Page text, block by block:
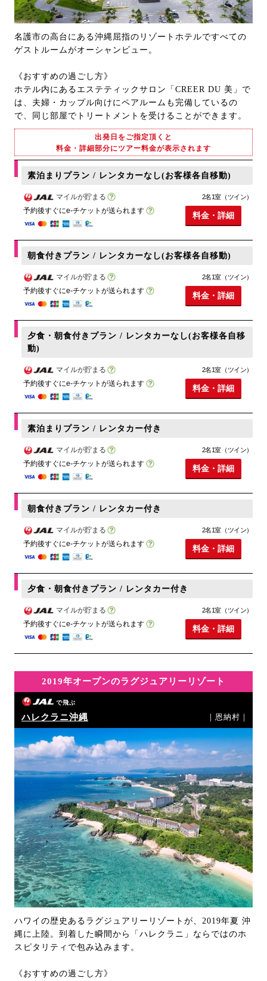
名護市の高台にある沖縄屈指のリゾートホテルですべての
ゲストルームがオーシャンビュー。
《おすすめの過ごし方》
ホテル内にあるエステティックサロン「CREER DU 美」で
は、夫婦・カップル向けにペアルームも完備しているの
で、同じ部屋でトリートメントを受けることができます。
出発日をご指定頂くと
料金・詳細部分にツアー料金が表示されます
素泊まりプラン / レンタカーなし(お客様各自移動)
マイルが貯まる
予約後すぐにe-チケットが送られます
2名1室（ツイン）
料金・詳細
朝食付きプラン / レンタカーなし(お客様各自移動)
マイルが貯まる
予約後すぐにe-チケットが送られます
2名1室（ツイン）
料金・詳細
夕食・朝食付きプラン / レンタカーなし(お客様各自移
動)
マイルが貯まる
予約後すぐにe-チケットが送られます
2名1室（ツイン）
料金・詳細
素泊まりプラン / レンタカー付き
マイルが貯まる
予約後すぐにe-チケットが送られます
2名1室（ツイン）
料金・詳細
朝食付きプラン / レンタカー付き
マイルが貯まる
予約後すぐにe-チケットが送られます
2名1室（ツイン）
料金・詳細
夕食・朝食付きプラン / レンタカー付き
マイルが貯まる
予約後すぐにe-チケットが送られます
2名1室（ツイン）
料金・詳細
2019年オープンのラグジュアリーリゾート
で飛ぶ
ハレクラニ沖縄 ｜恩納村｜
ハワイの歴史あるラグジュアリーリゾートが、2019年夏 沖
縄に上陸。到着した瞬間から「ハレクラニ」ならではのホ
スピタリティで包み込みます。
《おすすめの過ごし方》